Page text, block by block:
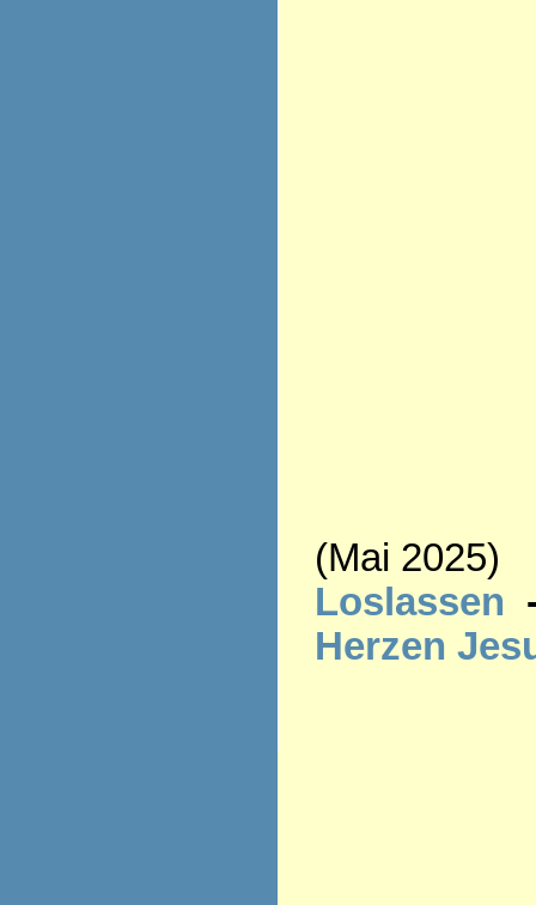
(Mai 2025)
Loslassen
Herzen